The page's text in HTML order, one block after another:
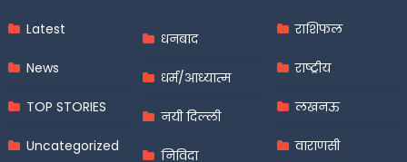
Latest
News
TOP STORIES
Uncategorized
धनबाद
धर्म/आध्यात्म
नयी दिल्ली
निविदा
राशिफल
राष्ट्रीय
लखनऊ
वाराणसी